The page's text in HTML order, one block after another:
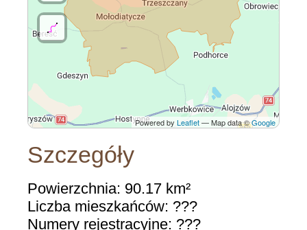
Powered by Leaflet— Map data ©Google
Szczegóły
Powierzchnia: 90.17 km²
Liczba mieszkańców: ???
Numery rejestracyjne: ???